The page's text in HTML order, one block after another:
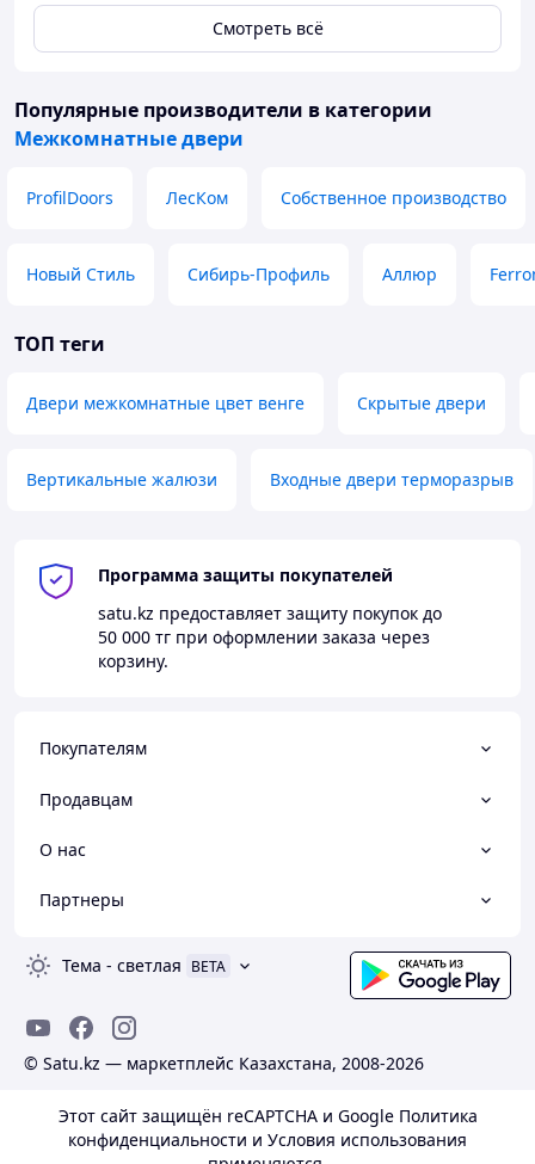
Смотреть всё
Популярные производители в категории
Межкомнатные двери
ProfilDoors ЛесКом Собственное производство
Новый Стиль Сибирь-Профиль Аллюр
ТОП теги
Двери межкомнатные цвет венге Скрытые двери
Вертикальные жалюзи Входные двери терморазрыв
Программа защиты покупателей
satu.kz предоставляет защиту покупок до
50 000 тг при оформлении заказа через
корзину.
Покупателям
Продавцам
О нас
Партнеры
Тема - светлая BETA
© Satu.kz — маркетплейс Казахстана, 2008-2026
Этот сайт защищён reCAPTCHA и Google Политика
конфиденциальности и Условия использования